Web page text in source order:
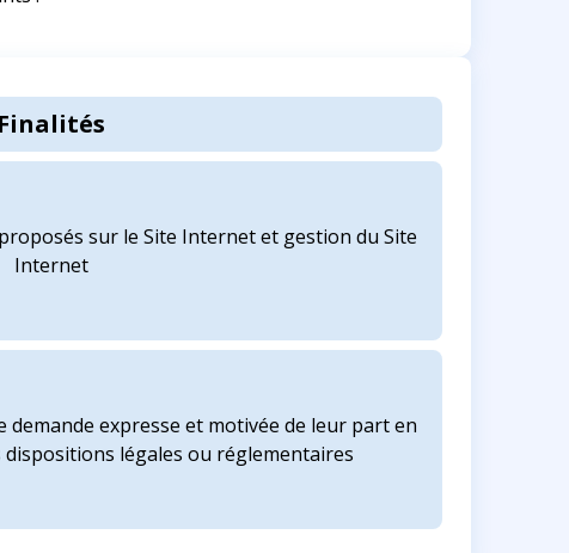
Finalités
sur le Site Internet et gestion du Site
Internet
demande expresse et motivée de leur part en
dispositions légales ou réglementaires